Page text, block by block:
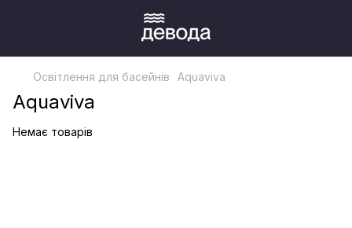
Освітлення для басейнів Aquaviva
Aquaviva
Немає товарів